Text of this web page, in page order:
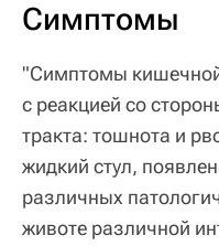
Симптомы
"Симптомы
с реакцией со
тракта: тошнота и
жидкий стул,
различных
животе различной